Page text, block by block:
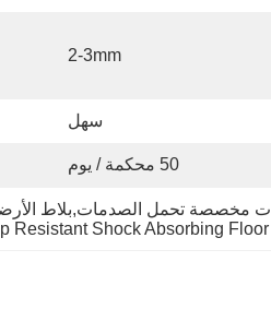
2-3mm
سهل
50 محكمة / يوم
مخصصة تحمل الصدمات,بلاط الأرضية المقاوم للنزلق
Resistant Shock Absorbing